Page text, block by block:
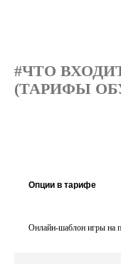
#ЧТО
(ТАРИФЫ
Опции в тарифе
Онлайн-шаблон игры на